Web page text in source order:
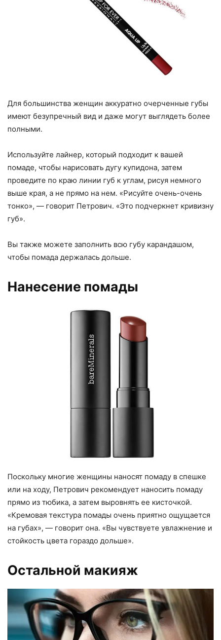
Для большинства женщин аккуратно очерченные губы
имеют безупречный вид и даже могут выглядеть более
полными.
Используйте лайнер, который подходит к вашей
помаде, чтобы нарисовать дугу купидона, затем
проведите по краю линии губ к углам, рисуя немного
выше края, а не прямо на нем. «Рисуйте очень-очень
тонко», — говорит Петрович. «Это подчеркнет кривизну
губ».
Вы также можете заполнить всю губу карандашом,
чтобы помада держалась дольше.
Нанесение помады
Поскольку многие женщины наносят помаду в спешке
или на ходу, Петрович рекомендует наносить помаду
прямо из тюбика, а затем выровнять ее кисточкой.
«Кремовая текстура помады очень приятно ощущается
на губах», — говорит она. «Вы чувствуете увлажнение и
стойкость цвета гораздо дольше».
Остальной макияж